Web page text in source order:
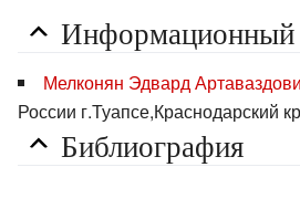
Информационный
Мелконян Эдвард
России г.Туапсе,Краснодарский
Библиография